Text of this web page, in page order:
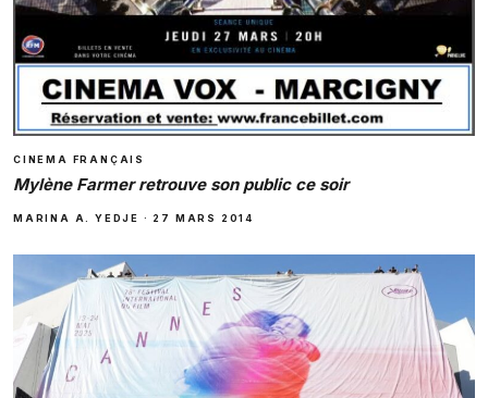
CINEMA FRANÇAIS
Mylène Farmer retrouve son public ce soir
MARINA A. YEDJE · 27 MARS 2014